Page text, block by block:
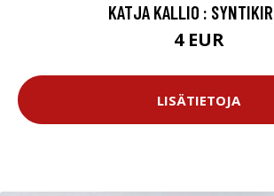
KATJA KALLIO :
4 EUR
LISÄTIETOJA